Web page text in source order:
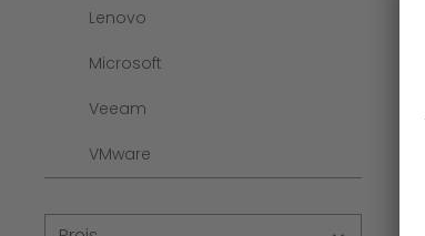
Lenovo
Microsoft
Veeam
VMware